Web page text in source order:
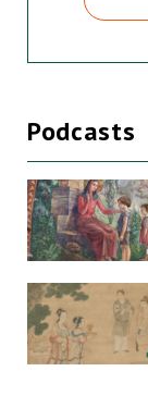
Podcasts